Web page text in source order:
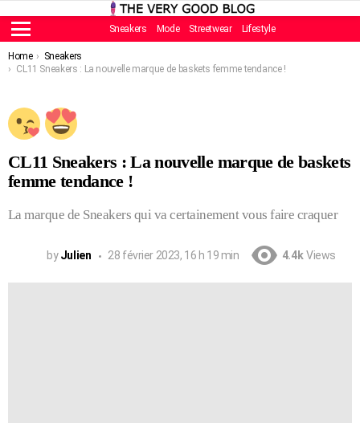
Menu
Sneakers Mode Streetwear Lifestyle
You are here:
Home
Sneakers
CL11 Sneakers : La nouvelle marque de baskets femme tendance !
CL11 Sneakers : La nouvelle marque de baskets
femme tendance !
La marque de Sneakers qui va certainement vous faire craquer
by Julien 28 février 2023, 16 h 19 min 4.4k Views